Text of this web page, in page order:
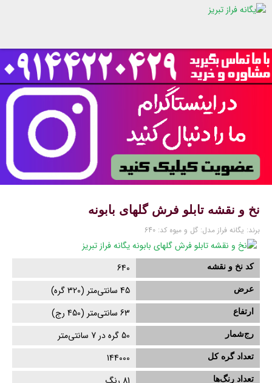
نخ و نقشه تابلو فرش گلهای بابونه
برند: یگانه فراز مدل: گل و میوه کد: 640
کد نخ و نقشه 640
عرض 45 سانتی‌متر (320گره)
ارتفاع 63 سانتی‌متر (450 رج)
رج‌شمار 50 گره در 7 سانتی‌متر
تعداد گره کل 144000
تعداد رنگ‌ها 81 رنگ